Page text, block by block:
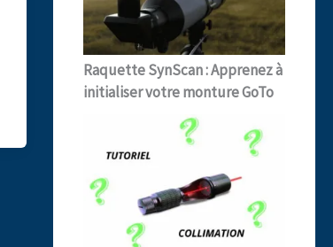
Raquette SynScan : Apprenez à
initialiser votre monture GoTo